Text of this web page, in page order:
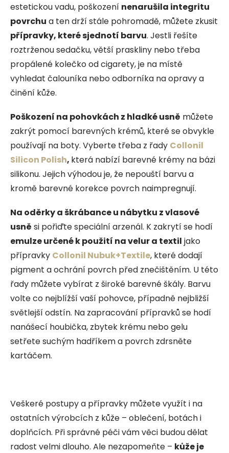
estetickou vadu, poškození nenarušila integritu
povrchu a ten drží stále pohromadě, můžete zkusit
přípravky, které sjednotí barvu. Jestli řešíte
roztrženou sedačku, větší praskliny nebo třeba
propálené kolečko od cigarety, je na místě
vyhledat čalouníka nebo odborníka na opravy a
činění kůže.
Poškození na pohovkách z hladké usně můžete
zakrýt pomocí barevných krémů, které se obvykle
používají na boty. Vyberte třeba z řady Collonil
Silicon Polish, která nabízí barevné krémy na bázi
silikonu. Jejich výhodou je, že nepouští barvu a
kromě barevné korekce povrch naimpregnují.
Na oděrky a škrábance u nábytku z vlasové
usně si pořiďte speciální arzenál. K zakrytí se hodí
emulze určené k použití na velur a textil jako
přípravky Collonil Nubuk+Textile, které dodají
pigment a ochrání povrch před znečištěním. U této
řady můžete vybírat z široké barevné škály. Barvu
volte co nejblížší vaší pohovce, případně nejbližší
světlejší odstín. Na zapracování přípravků se hodí
nanášecí houbička, zbytek krému nebo gelu
setřete suchým hadříkem a povrch zdrsněte
kartáčem.
Veškeré postupy a přípravky můžete využít i na
ostatních výrobcích z kůže – oblečení, botách i
doplňcích. Při správné péči vám věci budou dělat
radost velmi dlouho. Ale nezapomeňte – kůže je